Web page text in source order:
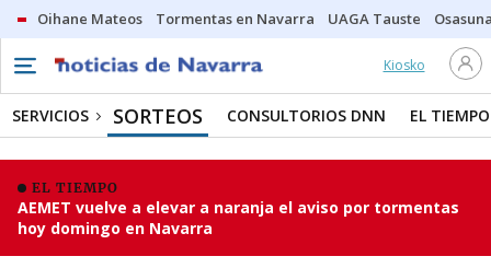
Oihane Mateos Tormentas en Navarra UAGA Tauste
Kiosko
SERVICIOS SORTEOS CONSULTORIOS DNN EL TIEMPO
EL TIEMPO
AEMET vuelve a elevar a naranja el aviso por tormentas
hoy domingo en Navarra